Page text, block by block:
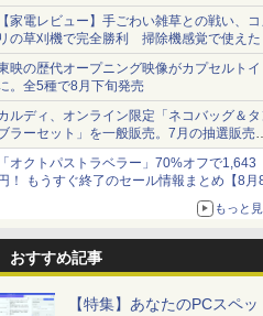
ョーツは1990円に
家電レビュー】手ごわい雑草との戦い、コ
の草刈機で完全勝利 掃除機感覚で使えた
映の歴代オープニング映像がカプセルトイ
。全5種で8月下旬発売
ルディ、オンライン限定「ネコバッグ＆タ
ラーセット」を一般販売。7月の抽選販売
選無効分
オクトパストラベラー」70%オフで1,643
！ もうすぐ終了のセール情報まとめ【8月
ンテンドーeショップでは「大神 絶景版」
もっと
おすすめ記事
【特集】あなたのPCスペッ
2